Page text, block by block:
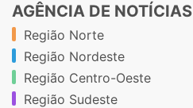
AGÊNCIA DE NOTÍCIAS
Região Norte
Região Nordeste
Região Centro-Oeste
Região Sudeste